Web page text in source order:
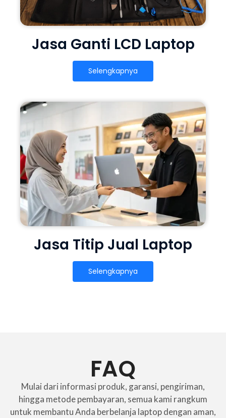
Jasa Ganti LCD Laptop
Selengkapnya
Jasa Titip Jual Laptop
Selengkapnya
FAQ
Mulai dari informasi produk, garansi, pengiriman,
hingga metode pembayaran, semua kami rangkum
untuk membantu Anda berbelanja laptop dengan aman,